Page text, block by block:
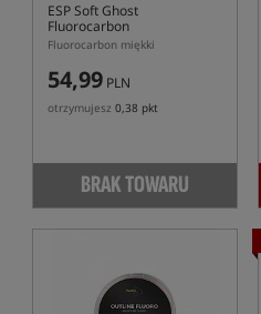
ESP Soft Ghost
Fluorocarbon
Fluorocarbon miękki
54,99 PLN
otrzymujesz 0,38 pkt
BRAK TOWARU